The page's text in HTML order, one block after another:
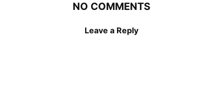
NO COMMENTS
Leave a Reply